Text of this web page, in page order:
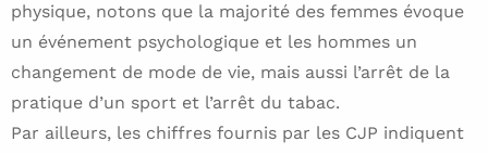
physique, notons que la majorité des femmes évoque
un événement psychologique et les hommes un
changement de mode de vie, mais aussi l’arrêt de la
pratique d’un sport et l’arrêt du tabac.
Par ailleurs, les chiffres fournis par les CJP indiquent